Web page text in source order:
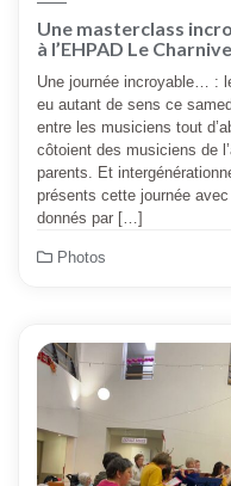
Une masterclass
à l’EHPAD Le
Une journée incroyable… :
eu autant de sens ce
entre les musiciens tout
côtoient des musiciens de
parents. Et
présents cette journée
donnés par […]
Photos